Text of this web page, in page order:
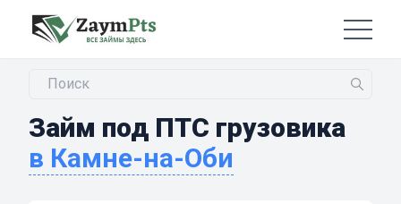
Займ под ПТС грузовика
в Камне-на-Оби